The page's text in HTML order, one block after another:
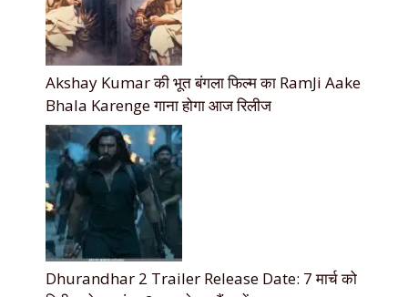
Akshay Kumar की भूत बंगला फिल्म का RamJi Aake
Bhala Karenge गाना होगा आज रिलीज
Dhurandhar 2 Trailer Release Date: 7 मार्च को